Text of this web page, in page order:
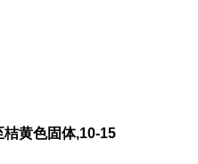
黄色固体,10-15